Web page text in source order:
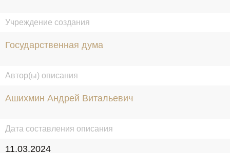
Учреждение создания
Государственная дума
Автор(ы) описания
Ашихмин Андрей Витальевич
Дата составления описания
11.03.2024